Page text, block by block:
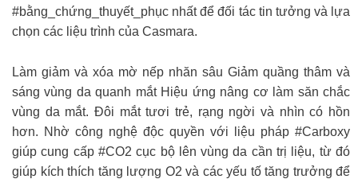
#bằng_chứng_thuyết_phục nhất để đối tác tin tưởng và lựa
chọn các liệu trình của Casmara.
Làm giảm và xóa mờ nếp nhăn sâu Giảm quầng thâm và
sáng vùng da quanh mắt Hiệu ứng nâng cơ làm săn chắc
vùng da mắt. Đôi mắt tươi trẻ, rạng ngời và nhìn có hồn
hơn. Nhờ công nghệ độc quyền với liệu pháp #Carboxy
giúp cung cấp #CO2 cục bộ lên vùng da cần trị liệu, từ đó
giúp kích thích tăng lượng O2 và các yếu tố tăng trưởng để